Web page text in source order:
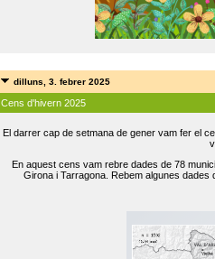
dilluns, 3. febrer 2025
Cens d'hivern 2025
El darrer cap de setmana de gener vam fer el
En aquest cens vam rebre dades de 78
Girona i Tarragona. Rebem algunes